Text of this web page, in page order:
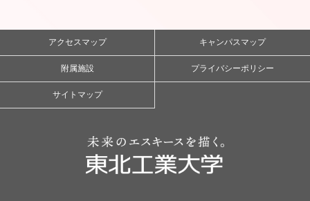
アクセスマップ キャンパスマップ
附属施設 プライバシーポリシー
サイトマップ